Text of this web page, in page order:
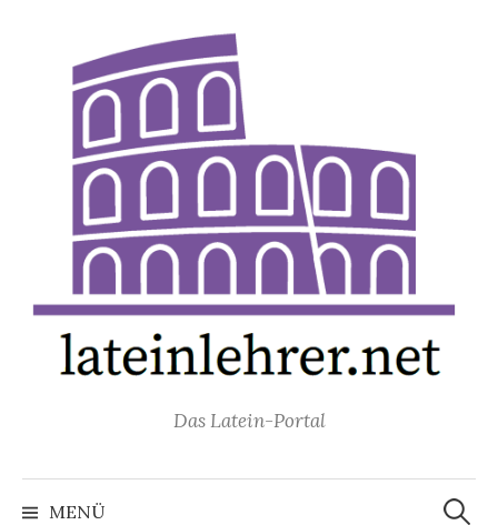
Inhalt
Das Latein-Portal
MENÜ
Suchen
nach: